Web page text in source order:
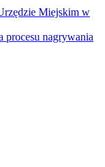
Miejskim w
procesu nagrywania